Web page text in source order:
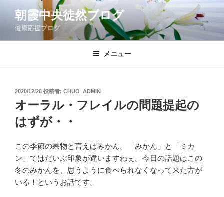
ン
朝霞中央徒然ブログ
健康応援ブログ
メニュー
投
日:
2020/12/28 投稿者: CHUO_ADMIN
オーラル・フレイルの問題提起の
はずが・・
この季節の果物と言えばみかん。「みかん」と「ミカ
ン」ではだいぶ印象が違いますねぇ。今日の話題はこの
冬のみかんを、思うように食べられなくなって来た方が
いる！というお話です。